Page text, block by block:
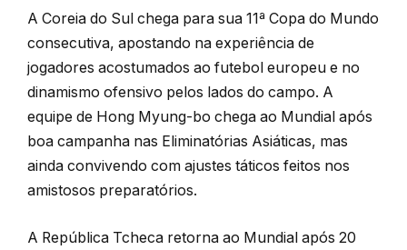
A Coreia do Sul chega para sua 11ª Copa do Mundo
consecutiva, apostando na experiência de
jogadores acostumados ao futebol europeu e no
dinamismo ofensivo pelos lados do campo. A
equipe de Hong Myung-bo chega ao Mundial após
boa campanha nas Eliminatórias Asiáticas, mas
ainda convivendo com ajustes táticos feitos nos
amistosos preparatórios.
A República Tcheca retorna ao Mundial após 20